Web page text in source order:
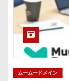
ムームードメイン